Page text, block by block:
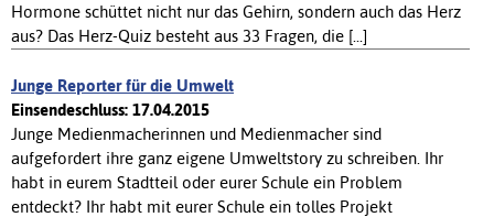
Hormone schüttet nicht nur das Gehirn, sondern auch das Herz
aus? Das Herz-Quiz besteht aus 33 Fragen, die [...]
Junge Reporter für die Umwelt
Einsendeschluss: 17.04.2015
Junge Medienmacherinnen und Medienmacher sind
aufgefordert ihre ganz eigene Umweltstory zu schreiben. Ihr
habt in eurem Stadtteil oder eurer Schule ein Problem
entdeckt? Ihr habt mit eurer Schule ein tolles Projekt